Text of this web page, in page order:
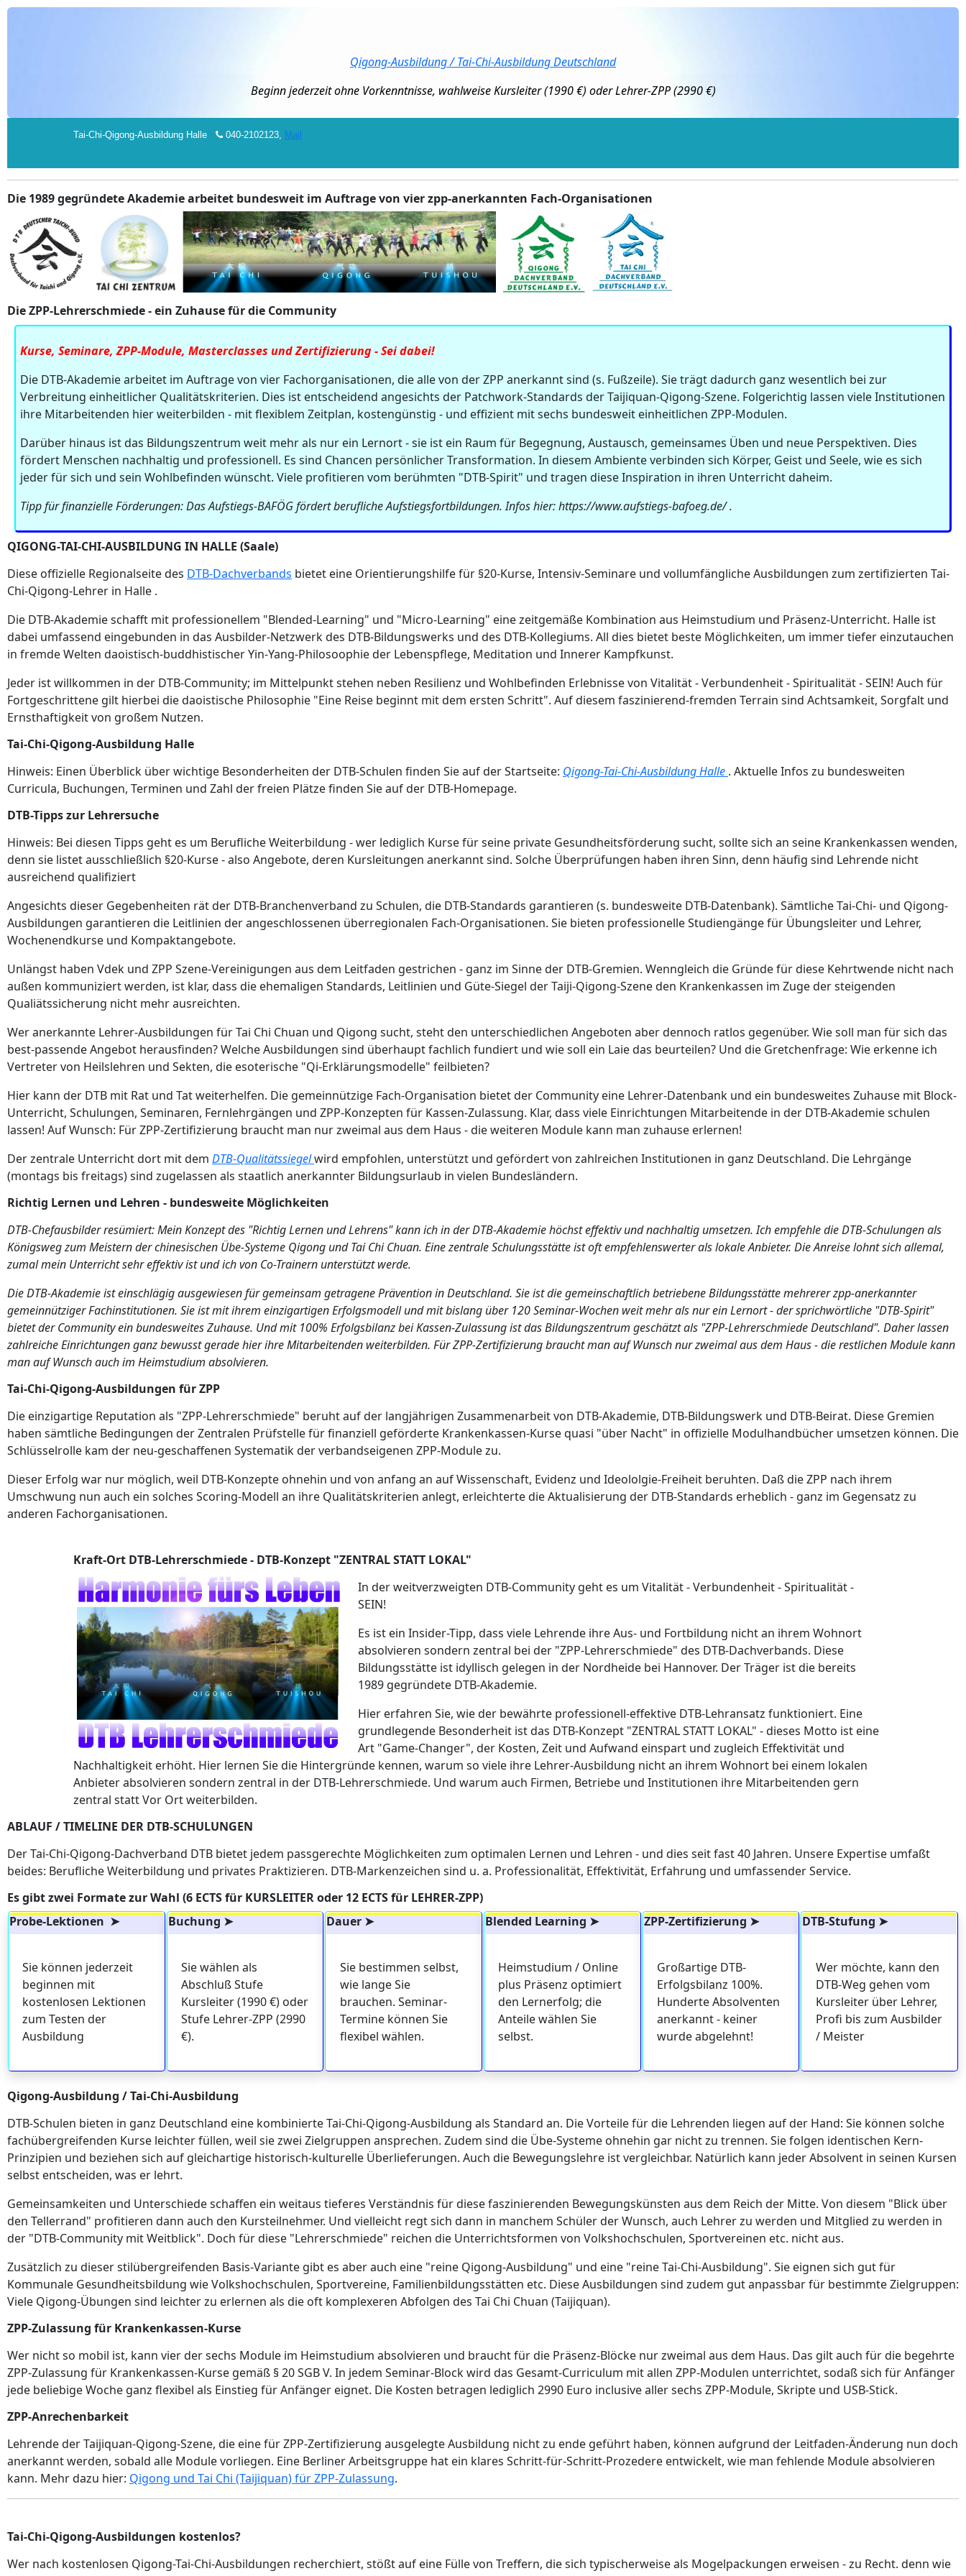
Qigong-Ausbildung / Tai-Chi-Ausbildung Deutschland
Beginn jederzeit ohne Vorkenntnisse, wahlweise Kursleiter (1990 €) oder Lehrer-ZPP (2990 €)
Tai-Chi-Qigong-Ausbildung Halle 040-2102123, Mail
Die 1989 gegründete Akademie arbeitet bundesweit im Auftrage von vier zpp-anerkannten Fach-Organisationen
Die ZPP-Lehrerschmiede - ein Zuhause für die Community
Kurse, Seminare, ZPP-Module, Masterclasses und Zertifizierung - Sei dabei!
Die DTB-Akademie arbeitet im Auftrage von vier Fachorganisationen, die alle von der ZPP anerkannt sind (s. Fußzeile). Sie trägt dadurch ganz wesentlich bei zur
Verbreitung einheitlicher Qualitätskriterien. Dies ist entscheidend angesichts der Patchwork-Standards der Taijiquan-Qigong-Szene. Folgerichtig lassen viele Institutionen
ihre Mitarbeitenden hier weiterbilden - mit flexiblem Zeitplan, kostengünstig - und effizient mit sechs bundesweit einheitlichen ZPP-Modulen.
Darüber hinaus ist das Bildungszentrum weit mehr als nur ein Lernort - sie ist ein Raum für Begegnung, Austausch, gemeinsames Üben und neue Perspektiven. Dies
fördert Menschen nachhaltig und professionell. Es sind Chancen persönlicher Transformation. In diesem Ambiente verbinden sich Körper, Geist und Seele, wie es sich
jeder für sich und sein Wohlbefinden wünscht. Viele profitieren vom berühmten "DTB-Spirit" und tragen diese Inspiration in ihren Unterricht daheim.
Tipp für finanzielle Förderungen: Das Aufstiegs-BAFÖG fördert berufliche Aufstiegsfortbildungen. Infos hier: https://www.aufstiegs-bafoeg.de/ .
QIGONG-TAI-CHI-AUSBILDUNG IN HALLE (Saale)
Diese offizielle Regionalseite des DTB-Dachverbands bietet eine Orientierungshilfe für §20-Kurse, Intensiv-Seminare und vollumfängliche Ausbildungen zum zertifizierten Tai-
Chi-Qigong-Lehrer in Halle .
Die DTB-Akademie schafft mit professionellem "Blended-Learning" und "Micro-Learning" eine zeitgemäße Kombination aus Heimstudium und Präsenz-Unterricht. Halle ist
dabei umfassend eingebunden in das Ausbilder-Netzwerk des DTB-Bildungswerks und des DTB-Kollegiums. All dies bietet beste Möglichkeiten, um immer tiefer einzutauchen
in fremde Welten daoistisch-buddhistischer Yin-Yang-Philosoophie der Lebenspflege, Meditation und Innerer Kampfkunst.
Jeder ist willkommen in der DTB-Community; im Mittelpunkt stehen neben Resilienz und Wohlbefinden Erlebnisse von Vitalität - Verbundenheit - Spiritualität - SEIN! Auch für
Fortgeschrittene gilt hierbei die daoistische Philosophie "Eine Reise beginnt mit dem ersten Schritt". Auf diesem faszinierend-fremden Terrain sind Achtsamkeit, Sorgfalt und
Ernsthaftigkeit von großem Nutzen.
Tai-Chi-Qigong-Ausbildung Halle
Hinweis: Einen Überblick über wichtige Besonderheiten der DTB-Schulen finden Sie auf der Startseite: Qigong-Tai-Chi-Ausbildung Halle . Aktuelle Infos zu bundesweiten
Curricula, Buchungen, Terminen und Zahl der freien Plätze finden Sie auf der DTB-Homepage.
DTB-Tipps zur Lehrersuche
Hinweis: Bei diesen Tipps geht es um Berufliche Weiterbildung - wer lediglich Kurse für seine private Gesundheitsförderung sucht, sollte sich an seine Krankenkassen wenden,
denn sie listet ausschließlich §20-Kurse - also Angebote, deren Kursleitungen anerkannt sind. Solche Überprüfungen haben ihren Sinn, denn häufig sind Lehrende nicht
ausreichend qualifiziert
Angesichts dieser Gegebenheiten rät der DTB-Branchenverband zu Schulen, die DTB-Standards garantieren (s. bundesweite DTB-Datenbank). Sämtliche Tai-Chi- und Qigong-
Ausbildungen garantieren die Leitlinien der angeschlossenen überregionalen Fach-Organisationen. Sie bieten professionelle Studiengänge für Übungsleiter und Lehrer,
Wochenendkurse und Kompaktangebote.
Unlängst haben Vdek und ZPP Szene-Vereinigungen aus dem Leitfaden gestrichen - ganz im Sinne der DTB-Gremien. Wenngleich die Gründe für diese Kehrtwende nicht nach
außen kommuniziert werden, ist klar, dass die ehemaligen Standards, Leitlinien und Güte-Siegel der Taiji-Qigong-Szene den Krankenkassen im Zuge der steigenden
Qualiätssicherung nicht mehr ausreichten.
Wer anerkannte Lehrer-Ausbildungen für Tai Chi Chuan und Qigong sucht, steht den unterschiedlichen Angeboten aber dennoch ratlos gegenüber. Wie soll man für sich das
best-passende Angebot herausfinden? Welche Ausbildungen sind überhaupt fachlich fundiert und wie soll ein Laie das beurteilen? Und die Gretchenfrage: Wie erkenne ich
Vertreter von Heilslehren und Sekten, die esoterische "Qi-Erklärungsmodelle" feilbieten?
Hier kann der DTB mit Rat und Tat weiterhelfen. Die gemeinnützige Fach-Organisation bietet der Community eine Lehrer-Datenbank und ein bundesweites Zuhause mit Block-
Unterricht, Schulungen, Seminaren, Fernlehrgängen und ZPP-Konzepten für Kassen-Zulassung. Klar, dass viele Einrichtungen Mitarbeitende in der DTB-Akademie schulen
lassen! Auf Wunsch: Für ZPP-Zertifizierung braucht man nur zweimal aus dem Haus - die weiteren Module kann man zuhause erlernen!
Der zentrale Unterricht dort mit dem DTB-Qualitätssiegelwird empfohlen, unterstützt und gefördert von zahlreichen Institutionen in ganz Deutschland. Die Lehrgänge
(montags bis freitags) sind zugelassen als staatlich anerkannter Bildungsurlaub in vielen Bundesländern.
Richtig Lernen und Lehren - bundesweite Möglichkeiten
DTB-Chefausbilder resümiert: Mein Konzept des "Richtig Lernen und Lehrens" kann ich in der DTB-Akademie höchst effektiv und nachhaltig umsetzen. Ich empfehle die DTB-Schulungen als
Königsweg zum Meistern der chinesischen Übe-Systeme Qigong und Tai Chi Chuan. Eine zentrale Schulungsstätte ist oft empfehlenswerter als lokale Anbieter. Die Anreise lohnt sich allemal,
zumal mein Unterricht sehr effektiv ist und ich von Co-Trainern unterstützt werde.
Die DTB-Akademie ist einschlägig ausgewiesen für gemeinsam getragene Prävention in Deutschland. Sie ist die gemeinschaftlich betriebene Bildungsstätte mehrerer zpp-anerkannter
gemeinnütziger Fachinstitutionen. Sie ist mit ihrem einzigartigen Erfolgsmodell und mit bislang über 120 Seminar-Wochen weit mehr als nur ein Lernort - der sprichwörtliche "DTB-Spirit"
bietet der Community ein bundesweites Zuhause. Und mit 100% Erfolgsbilanz bei Kassen-Zulassung ist das Bildungszentrum geschätzt als "ZPP-Lehrerschmiede Deutschland". Daher lassen
zahlreiche Einrichtungen ganz bewusst gerade hier ihre Mitarbeitenden weiterbilden. Für ZPP-Zertifizierung braucht man auf Wunsch nur zweimal aus dem Haus - die restlichen Module kann
man auf Wunsch auch im Heimstudium absolvieren.
Tai-Chi-Qigong-Ausbildungen für ZPP
Die einzigartige Reputation als "ZPP-Lehrerschmiede" beruht auf der langjährigen Zusammenarbeit von DTB-Akademie, DTB-Bildungswerk und DTB-Beirat. Diese Gremien
haben sämtliche Bedingungen der Zentralen Prüfstelle für finanziell geförderte Krankenkassen-Kurse quasi "über Nacht" in offizielle Modulhandbücher umsetzen können. Die
Schlüsselrolle kam der neu-geschaffenen Systematik der verbandseigenen ZPP-Module zu.
Dieser Erfolg war nur möglich, weil DTB-Konzepte ohnehin und von anfang an auf Wissenschaft, Evidenz und Ideololgie-Freiheit beruhten. Daß die ZPP nach ihrem
Umschwung nun auch ein solches Scoring-Modell an ihre Qualitätskriterien anlegt, erleichterte die Aktualisierung der DTB-Standards erheblich - ganz im Gegensatz zu
anderen Fachorganisationen.
Kraft-Ort DTB-Lehrerschmiede - DTB-Konzept "ZENTRAL STATT LOKAL"
In der weitverzweigten DTB-Community geht es um Vitalität - Verbundenheit - Spiritualität -
SEIN!
Es ist ein Insider-Tipp, dass viele Lehrende ihre Aus- und Fortbildung nicht an ihrem Wohnort
absolvieren sondern zentral bei der "ZPP-Lehrerschmiede" des DTB-Dachverbands. Diese
Bildungsstätte ist idyllisch gelegen in der Nordheide bei Hannover. Der Träger ist die bereits
1989 gegründete DTB-Akademie.
Hier erfahren Sie, wie der bewährte professionell-effektive DTB-Lehransatz funktioniert. Eine
grundlegende Besonderheit ist das DTB-Konzept "ZENTRAL STATT LOKAL" - dieses Motto ist eine
Art "Game-Changer", der Kosten, Zeit und Aufwand einspart und zugleich Effektivität und
Nachhaltigkeit erhöht. Hier lernen Sie die Hintergründe kennen, warum so viele ihre Lehrer-Ausbildung nicht an ihrem Wohnort bei einem lokalen
Anbieter absolvieren sondern zentral in der DTB-Lehrerschmiede. Und warum auch Firmen, Betriebe und Institutionen ihre Mitarbeitenden gern
zentral statt Vor Ort weiterbilden.
ABLAUF / TIMELINE DER DTB-SCHULUNGEN
Der Tai-Chi-Qigong-Dachverband DTB bietet jedem passgerechte Möglichkeiten zum optimalen Lernen und Lehren - und dies seit fast 40 Jahren. Unsere Expertise umfaßt
beides: Berufliche Weiterbildung und privates Praktizieren. DTB-Markenzeichen sind u. a. Professionalität, Effektivität, Erfahrung und umfassender Service.
Es gibt zwei Formate zur Wahl (6 ECTS für KURSLEITER oder 12 ECTS für LEHRER-ZPP)
Probe-Lektionen ➤
Sie können jederzeit
beginnen mit
kostenlosen Lektionen
zum Testen der
Ausbildung
Buchung ➤
Sie wählen als
Abschluß Stufe
Kursleiter (1990 €) oder
Stufe Lehrer-ZPP (2990
€).
Dauer ➤
Sie bestimmen selbst,
wie lange Sie
brauchen. Seminar-
Termine können Sie
flexibel wählen.
Blended Learning ➤
Heimstudium / Online
plus Präsenz optimiert
den Lernerfolg; die
Anteile wählen Sie
selbst.
ZPP-Zertifizierung ➤
Großartige DTB-
Erfolgsbilanz 100%.
Hunderte Absolventen
anerkannt - keiner
wurde abgelehnt!
DTB-Stufung ➤
Wer möchte, kann den
DTB-Weg gehen vom
Kursleiter über Lehrer,
Profi bis zum Ausbilder
/ Meister
Qigong-Ausbildung / Tai-Chi-Ausbildung
DTB-Schulen bieten in ganz Deutschland eine kombinierte Tai-Chi-Qigong-Ausbildung als Standard an. Die Vorteile für die Lehrenden liegen auf der Hand: Sie können solche
fachübergreifenden Kurse leichter füllen, weil sie zwei Zielgruppen ansprechen. Zudem sind die Übe-Systeme ohnehin gar nicht zu trennen. Sie folgen identischen Kern-
Prinzipien und beziehen sich auf gleichartige historisch-kulturelle Überlieferungen. Auch die Bewegungslehre ist vergleichbar. Natürlich kann jeder Absolvent in seinen Kursen
selbst entscheiden, was er lehrt.
Gemeinsamkeiten und Unterschiede schaffen ein weitaus tieferes Verständnis für diese faszinierenden Bewegungskünsten aus dem Reich der Mitte. Von diesem "Blick über
den Tellerrand" profitieren dann auch den Kursteilnehmer. Und vielleicht regt sich dann in manchem Schüler der Wunsch, auch Lehrer zu werden und Mitglied zu werden in
der "DTB-Community mit Weitblick". Doch für diese "Lehrerschmiede" reichen die Unterrichtsformen von Volkshochschulen, Sportvereinen etc. nicht aus.
Zusätzlich zu dieser stilübergreifenden Basis-Variante gibt es aber auch eine "reine Qigong-Ausbildung" und eine "reine Tai-Chi-Ausbildung". Sie eignen sich gut für
Kommunale Gesundheitsbildung wie Volkshochschulen, Sportvereine, Familienbildungsstätten etc. Diese Ausbildungen sind zudem gut anpassbar für bestimmte Zielgruppen:
Viele Qigong-Übungen sind leichter zu erlernen als die oft komplexeren Abfolgen des Tai Chi Chuan (Taijiquan).
ZPP-Zulassung für Krankenkassen-Kurse
Wer nicht so mobil ist, kann vier der sechs Module im Heimstudium absolvieren und braucht für die Präsenz-Blöcke nur zweimal aus dem Haus. Das gilt auch für die begehrte
ZPP-Zulassung für Krankenkassen-Kurse gemäß § 20 SGB V. In jedem Seminar-Block wird das Gesamt-Curriculum mit allen ZPP-Modulen unterrichtet, sodaß sich für Anfänger
jede beliebige Woche ganz flexibel als Einstieg für Anfänger eignet. Die Kosten betragen lediglich 2990 Euro inclusive aller sechs ZPP-Module, Skripte und USB-Stick.
ZPP-Anrechenbarkeit
Lehrende der Taijiquan-Qigong-Szene, die eine für ZPP-Zertifizierung ausgelegte Ausbildung nicht zu ende geführt haben, können aufgrund der Leitfaden-Änderung nun doch
anerkannt werden, sobald alle Module vorliegen. Eine Berliner Arbeitsgruppe hat ein klares Schritt-für-Schritt-Prozedere entwickelt, wie man fehlende Module absolvieren
kann. Mehr dazu hier: Qigong und Tai Chi (Taijiquan) für ZPP-Zulassung.
Tai-Chi-Qigong-Ausbildungen kostenlos?
Wer nach kostenlosen Qigong-Tai-Chi-Ausbildungen recherchiert, stößt auf eine Fülle von Treffern, die sich typischerweise als Mogelpackungen erweisen - zu Recht. denn wie